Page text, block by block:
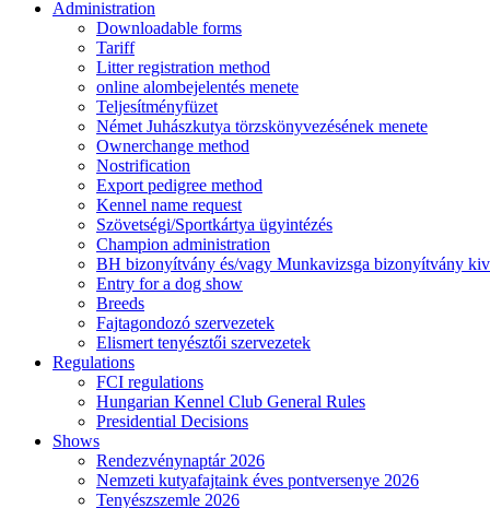
Administration
Downloadable forms
Tariff
Litter registration method
online alombejelentés menete
Teljesítményfüzet
Német Juhászkutya törzskönyvezésének menete
Ownerchange method
Nostrification
Export pedigree method
Kennel name request
Szövetségi/Sportkártya ügyintézés
Champion administration
BH bizonyítvány és/vagy Munkavizsga bizonyítvány
Entry for a dog show
Breeds
Fajtagondozó szervezetek
Elismert tenyésztői szervezetek
Regulations
FCI regulations
Hungarian Kennel Club General Rules
Presidential Decisions
Shows
Rendezvénynaptár 2026
Nemzeti kutyafajtaink éves pontversenye 2026
Tenyészszemle 2026